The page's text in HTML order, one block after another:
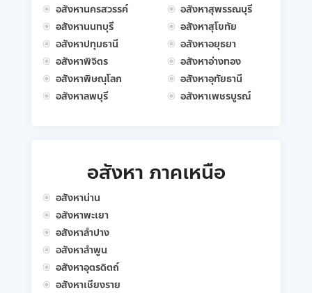
อสังหานครสวรรค์
อสังหานนทบุรี
อสังหาปทุมธานี
อสังหาพิจิตร
อสังหาพิษณุโลก
อสังหาลพบุรี
อสังหาสุพรรณบุรี
อสังหาสุโขทัย
อสังหาอยุธยา
อสังหาอ่างทอง
อสังหาอุทัยธานี
อสังหาเพชรบูรณ์
อสังหา ภาคเหนือ
อสังหาน่าน
อสังหาพะเยา
อสังหาลำปาง
อสังหาลำพูน
อสังหาอุตรดิตถ์
อสังหาเชียงราย